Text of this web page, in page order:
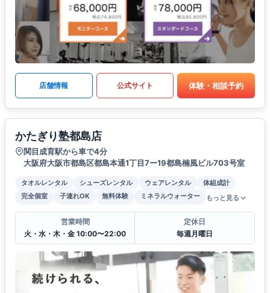
店舗情報 公式サイト 体験・相談予約
かたぎり塾都島店
関目成育駅から車で4分
大阪府大阪市都島区都島本通1丁目7ー19都島楠風ビル703号室
タオルレンタル シューズレンタル ウェアレンタル
体組成計
完全個室
子連れOK 無料体験 ミネラルウォーター もっと見る
営業時間
火・水・木・金 10:00〜22:00
定休日
毎週月曜日